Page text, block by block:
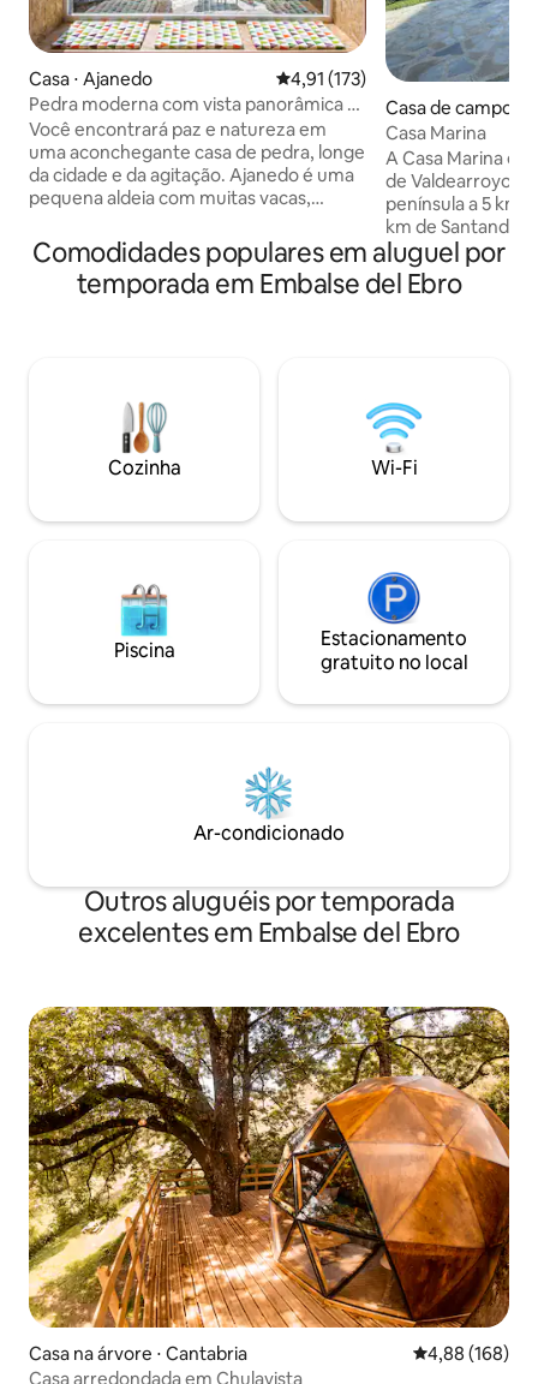
Casa ⋅ Ajanedo 4,91 de uma avaliação média de
4,91 (173)
Pedra moderna com vista panorâmica e
Wi-Fi
Você encontrará paz e natureza em
uma aconchegante casa de pedra, longe
da cidade e da agitação. Ajanedo é uma
pequena aldeia com muitas vacas,
30 majestosos abutres no ganso. Situa-
se a uma altitude de 400 metros no vale
de Miera, cercado por montanhas de até
de cavernas, observação de animais -
tudo isso vai da casa sem pegar o carro.
Casa de campo ⋅
Casa Marina
A Casa Marina
de Valdearroyo
península a 5 km
km de Santander,
de Madri. A casa tem 4 quartos com
capacidade para
uma grande sala
pela floresta,
Peces, a estrada
outras atividades.
Comodidades populares em aluguel por
temporada em Embalse del Ebro
Cozinha Wi-Fi
Piscina
Estacionamento
gratuito no local
Ar-condicionado
Outros aluguéis por temporada
excelentes em Embalse del Ebro
Casa na árvore ⋅ Cantabria 4,88 de uma
4,88 (168)
Casa arredondada em Chulavista